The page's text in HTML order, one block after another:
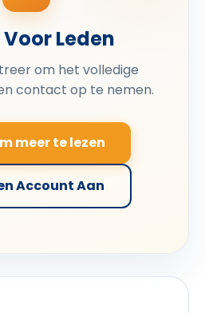
Leden
om het volledige
contact op te nemen.
meer te lezen
Account Aan